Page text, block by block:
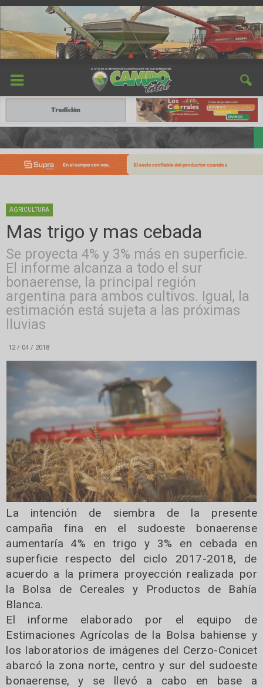
AGRICULTURA
Mas trigo y mas cebada
Se proyecta 4% y 3% más en superficie.
El informe alcanza a todo el sur
bonaerense, la principal región
argentina para ambos cultivos. Igual, la
estimación está sujeta a las próximas
lluvias
12 / 04 / 2018
La intención de siembra de la presente
campaña fina en el sudoeste bonaerense
aumentaría 4% en trigo y 3% en cebada en
superficie respecto del ciclo 2017-2018, de
acuerdo a la primera proyección realizada por
la Bolsa de Cereales y Productos de Bahía
Blanca.
El informe elaborado por el equipo de
Estimaciones Agrícolas de la Bolsa bahiense y
los laboratorios de imágenes del Cerzo-Conicet
abarcó la zona norte, centro y sur del sudoeste
bonaerense, y se llevó a cabo en base a